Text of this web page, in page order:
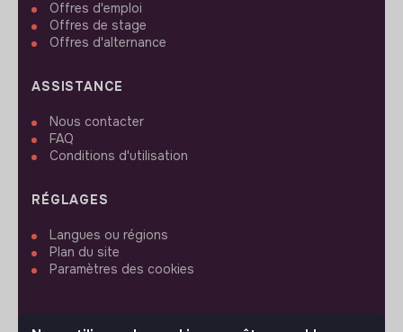
Offres d'emploi
Offres de stage
Offres d'alternance
ASSISTANCE
Nous contacter
FAQ
Conditions d'utilisation
RÉGLAGES
Langues ou régions
Plan du site
Paramètres des cookies